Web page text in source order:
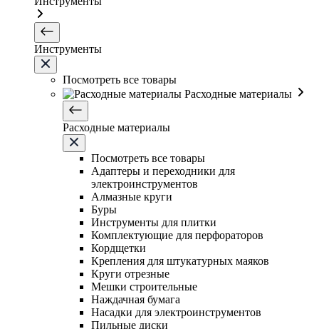
Инструменты
Посмотреть все товары
Расходные материалы
Расходные материалы
Посмотреть все товары
Адаптеры и переходники для
электроинструментов
Алмазные круги
Буры
Инструменты для плитки
Комплектующие для перфораторов
Кордщетки
Крепления для штукатурных маяков
Круги отрезные
Мешки строительные
Наждачная бумага
Насадки для электроинструментов
Пильные диски